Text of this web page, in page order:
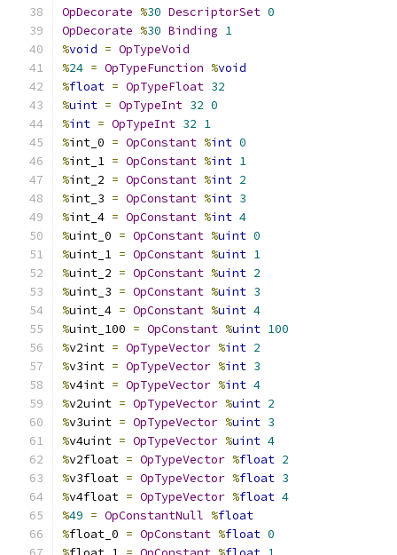
OpDecorate %30 DescriptorSet 0
OpDecorate %30 Binding 1
%void = OpTypeVoid
%24 = OpTypeFunction %void
%float = OpTypeFloat 32
%uint = OpTypeInt 32 0
%int = OpTypeInt 32 1
%int_0 = OpConstant %int 0
%int_1 = OpConstant %int 1
%int_2 = OpConstant %int 2
%int_3 = OpConstant %int 3
%int_4 = OpConstant %int 4
%uint_0 = OpConstant %uint 0
%uint_1 = OpConstant %uint 1
%uint_2 = OpConstant %uint 2
%uint_3 = OpConstant %uint 3
%uint_4 = OpConstant %uint 4
%uint_100 = OpConstant %uint 100
%v2int = OpTypeVector %int 2
%v3int = OpTypeVector %int 3
%v4int = OpTypeVector %int 4
%v2uint = OpTypeVector %uint 2
%v3uint = OpTypeVector %uint 3
%v4uint = OpTypeVector %uint 4
%v2float = OpTypeVector %float 2
%v3float = OpTypeVector %float 3
%v4float = OpTypeVector %float 4
%49 = OpConstantNull %float
%float_0 = OpConstant %float 0